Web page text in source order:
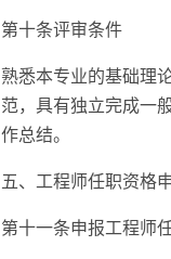
第十条评审条件
熟悉本专业的基础理
范，具有独立完成一
作总结。
五、工程师任职资格
第十一条申报工程师